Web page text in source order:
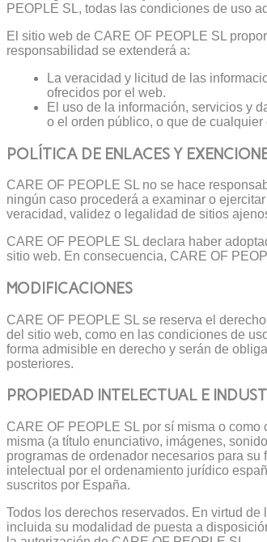
PEOPLE SL, todas las condiciones de uso
El sitio web de CARE OF PEOPLE SL
responsabilidad se extenderá a:
La veracidad y licitud de las
ofrecidos por el web.
El uso de la información, servicios y
o el orden público, o que de
POLÍTICA DE ENLACES Y
CARE OF PEOPLE SL no se hace
ningún caso procederá a examinar o
veracidad, validez o legalidad de sitios
CARE OF PEOPLE SL declara haber
sitio web. En consecuencia, CARE OF
MODIFICACIONES
CARE OF PEOPLE SL se reserva el
del sitio web, como en las condiciones de
forma admisible en derecho y serán de
posteriores.
PROPIEDAD INTELECTUAL E
CARE OF PEOPLE SL por sí misma o
misma (a título enunciativo, imágenes,
programas de ordenador necesarios para
intelectual por el ordenamiento jurídico
suscritos por España.
Todos los derechos reservados. En virtud
incluida su modalidad de puesta a